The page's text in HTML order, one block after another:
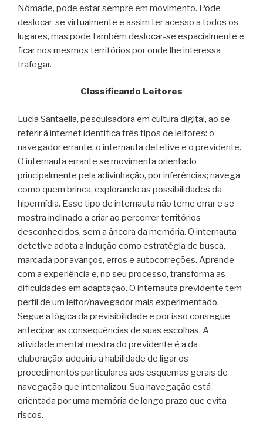
Nômade, pode estar sempre em movimento. Pode
deslocar-se virtualmente e assim ter acesso a todos os
lugares, mas pode também deslocar-se espacialmente e
ficar nos mesmos territórios por onde lhe interessa
trafegar.
Classificando Leitores
Lucia Santaella, pesquisadora em cultura digital, ao se
referir à internet identifica três tipos de leitores: o
navegador errante, o internauta detetive e o previdente.
O internauta errante se movimenta orientado
principalmente pela adivinhação, por inferências; navega
como quem brinca, explorando as possibilidades da
hipermídia. Esse tipo de internauta não teme errar e se
mostra inclinado a criar ao percorrer territórios
desconhecidos, sem a âncora da memória. O internauta
detetive adota a indução como estratégia de busca,
marcada por avanços, erros e autocorreções. Aprende
com a experiência e, no seu processo, transforma as
dificuldades em adaptação. O internauta previdente tem
perfil de um leitor/navegador mais experimentado.
Segue a lógica da previsibilidade e por isso consegue
antecipar as consequências de suas escolhas. A
atividade mental mestra do previdente é a da
elaboração: adquiriu a habilidade de ligar os
procedimentos particulares aos esquemas gerais de
navegação que internalizou. Sua navegação está
orientada por uma memória de longo prazo que evita
riscos.